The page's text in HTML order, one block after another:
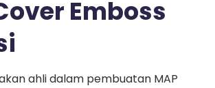
Emboss
ahli dalam pembuatan MAP